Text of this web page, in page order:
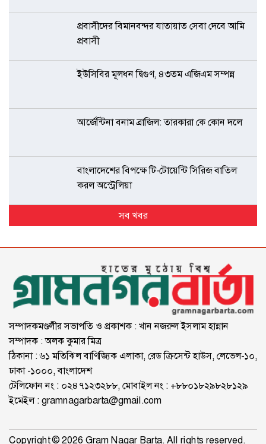
প্রবাসীদের বিমানবন্দর যাতায়াত সেবা দেবে আমি
প্রবাসী
ইউসিবির মূলধন দ্বিগুণ, ৪৩তম এজিএম সম্পন্ন
আর্জেন্টিনা বনাম ব্রাজিল: তারকারা কে কোন দলে
বাংলাদেশের বিপক্ষে টি-টোয়েন্টি সিরিজ বাতিল
করল অস্ট্রেলিয়া
সব খবর
সম্পাদকমণ্ডলীর সভাপতি ও প্রকাশক : খান নজরুল ইসলাম হান্নান
সম্পাদক : অলক কুমার মিত্র
ঠিকানা : ৬১ মতিঝিল বাণিজ্যিক এলাকা, রেড ক্রিসেন্ট হাউস, লেভেল-১০,
ঢাকা -১০০০, বাংলাদেশ
টেলিফোন নং : ০২৪৭১২৩২৮৮, মোবাইল নং : +৮৮০১৮২৯৮২৮১২৯
ইমেইল :gramnagarbarta@gmail.com
Copyright © 2026 Gram Nagar Barta. All rights reserved.